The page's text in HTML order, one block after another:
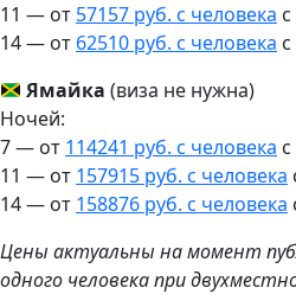
11 — от 57157 руб. с человека
14 — от 62510 руб. с человека
Ямайка (виза не нужна)
Ночей:
7 — от 114241 руб. с человека
11 — от 157915 руб. с человека
14 — от 158876 руб. с человека
Цены актуальны на момент
одного человека при